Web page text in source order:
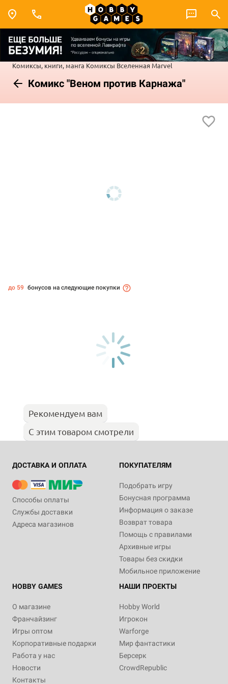
Комиксы, книги, манга Комиксы Вселенная Marvel
Комикс "Веном против Карнажа"
до 59 бонусов на следующие покупки
Рекомендуем вам
С этим товаром смотрели
ДОСТАВКА И ОПЛАТА
Способы оплаты
Службы доставки
Адреса магазинов
ПОКУПАТЕЛЯМ
Подобрать игру
Бонусная программа
Информация о заказе
Возврат товара
Помощь с правилами
Архивные игры
Товары без скидки
Мобильное приложение
HOBBY GAMES
О магазине
Франчайзинг
Игры оптом
Корпоративные подарки
Работа у нас
Новости
Контакты
НАШИ ПРОЕКТЫ
Hobby World
Игрокон
Warforge
Мир фантастики
Берсерк
CrowdRepublic